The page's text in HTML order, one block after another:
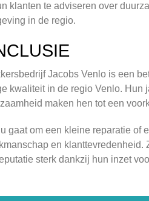
klanten te adviseren over
in de regio.
Jacobs Venlo is een
kwaliteit in de regio Venlo. Hun
maken hen tot een
gaat om een kleine reparatie of
en
sterk dankzij hun inzet